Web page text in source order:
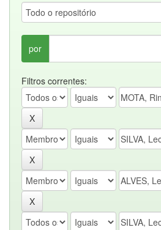
por
Filtros correntes: